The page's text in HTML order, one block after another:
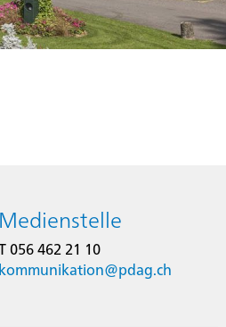
Medienstelle
T 056 462 21 10
kommunikation@pdag.ch